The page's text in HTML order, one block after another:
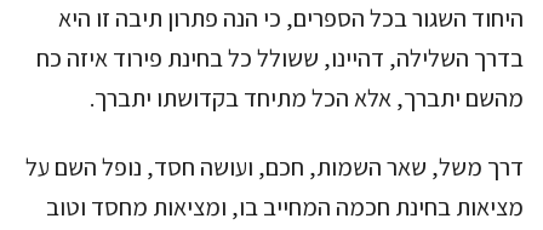
היחוד השגור בכל הספרים, כי הנה פתרון תיבה זו היא
בדרך השלילה, דהיינו, ששולל כל בחינת פירוד איזה כח
מהשם יתברך, אלא הכל מתיחד בקדושתו יתברך.
דרך משל, שאר השמות, חכם, ועושה חסד, נופל השם על
מציאות בחינת חכמה המחייב בו, ומציאות מחסד וטוב